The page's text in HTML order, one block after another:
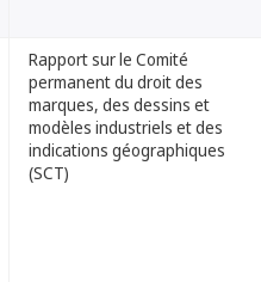
Rapport sur le Comité
permanent du droit des
marques, des dessins et
modèles industriels et des
indications géographiques
(SCT)